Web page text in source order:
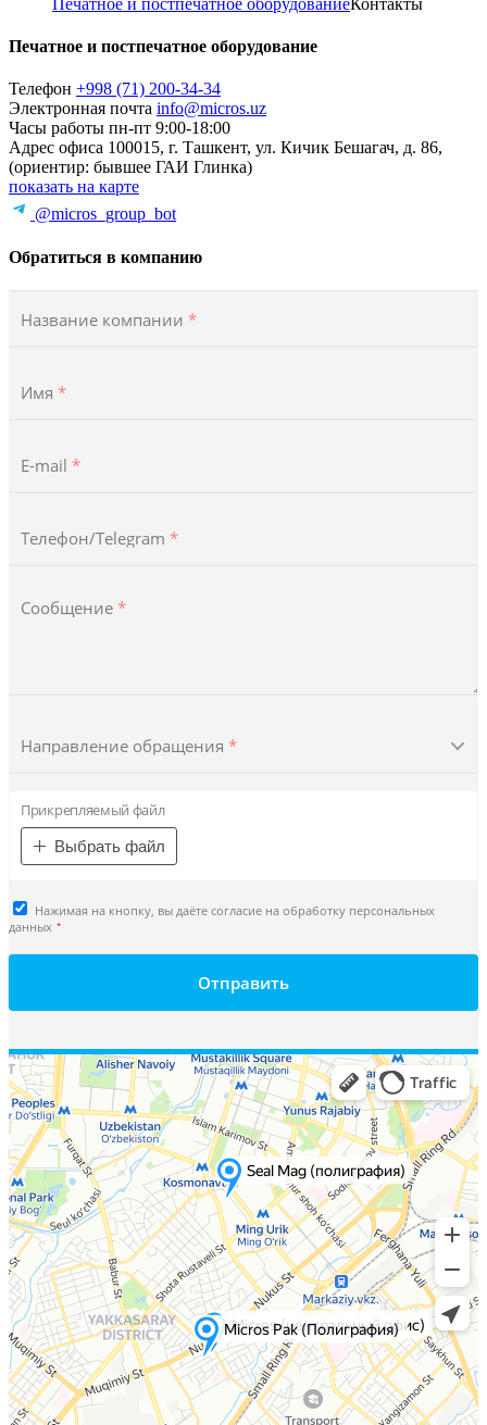
Печатное и постпечатное оборудование
Телефон +998 (71) 200-34-34
Электронная почта info@micros.uz
Часы работы пн-пт 9:00-18:00
Адрес офиса 100015, г. Ташкент, ул. Кичик Бешагач, д. 86,
(ориентир: бывшее ГАИ Глинка)
показать на карте
@micros_group_bot
Обратиться в компанию
Название компании *
Имя *
E-mail *
Телефон/Telegram *
Сообщение *
Направление обращения *
Прикрепляемый файл
Выбрать файл
Нажимая на кнопку, вы даёте согласие на обработку персональных
данных *
Отправить